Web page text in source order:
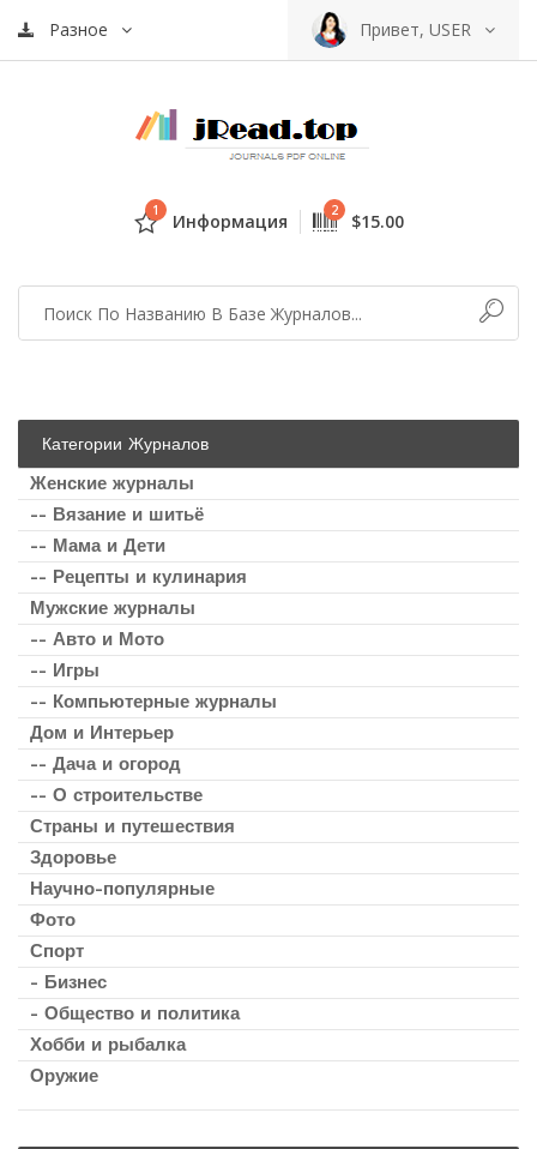
Разное Привет, USER
1 Информация 2 $15.00
Категории Журналов
Женские журналы
-- Вязание и шитьё
-- Мама и Дети
-- Рецепты и кулинария
Мужские журналы
-- Авто и Мото
-- Игры
-- Компьютерные журналы
Дом и Интерьер
-- Дача и огород
-- О строительстве
Страны и путешествия
Здоровье
Научно-популярные
Фото
Спорт
- Бизнес
- Общество и политика
Хобби и рыбалка
Оружие